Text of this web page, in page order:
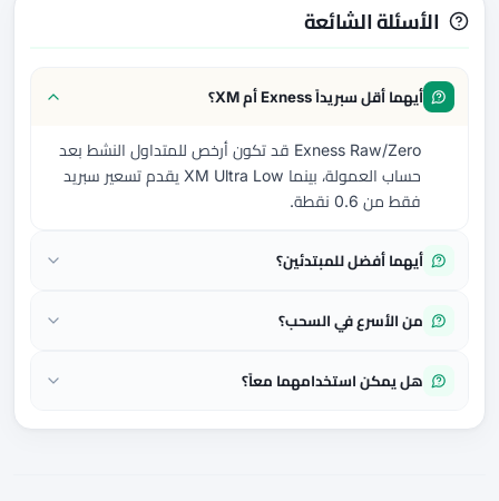
الأسئلة الشائعة
أيهما أقل سبريداً Exness أم XM؟
Exness Raw/Zero قد تكون أرخص للمتداول النشط بعد
حساب العمولة، بينما XM Ultra Low يقدم تسعير سبريد
فقط من 0.6 نقطة.
أيهما أفضل للمبتدئين؟
من الأسرع في السحب؟
هل يمكن استخدامهما معاً؟